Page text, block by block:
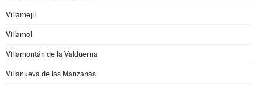
Villamejil
Villamol
Villamontán de la Valduerna
Villanueva de las Manzanas